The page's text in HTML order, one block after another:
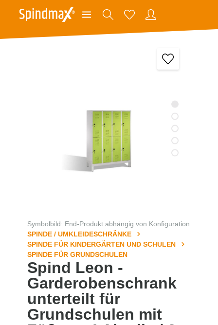
Symbolbild: End-Produkt abhängig von Konfiguration
SPINDE / UMKLEIDESCHRÄNKE
SPINDE FÜR KINDERGÄRTEN UND SCHULEN
SPINDE FÜR GRUNDSCHULEN
Spind Leon -
Garderobenschrank
unterteilt für
Grundschulen mit